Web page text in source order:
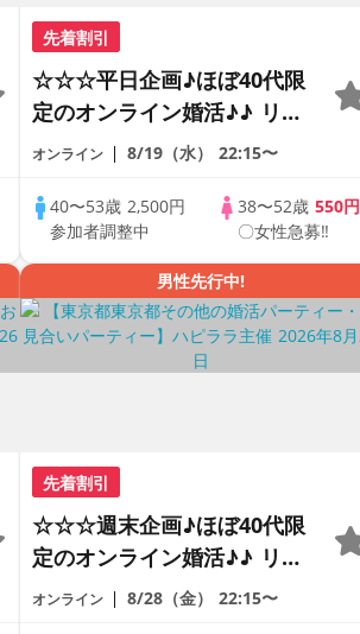
先着割引
☆☆☆平日企画♪ほぼ40代限
定のオンライン婚活♪♪ リモ
ートの出会い応援♪♪ おうち
の方が対象☆ 司会進行あり
♪♪ THE 42s ONLINE
PARTY!!
オンライン 8/19（水） 22:15〜
40〜53歳 2,500円
参加者調整中
38〜52歳550円
〇女性急募‼
男性先行中!
先着割引
☆☆☆週末企画♪ほぼ40代限
定のオンライン婚活♪♪ リモ
ートの出会い応援♪♪ おうち
オンライン 8/28（金） 22:15〜